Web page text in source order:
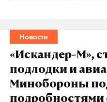
Новости
«Искандер-М»,
подлодки и
Минобороны
подробностями